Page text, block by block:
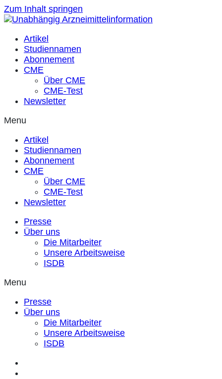
Zum Inhalt springen
Artikel
Studiennamen
Abonnement
CME
Über CME
CME-Test
Newsletter
Menu
Artikel
Studiennamen
Abonnement
CME
Über CME
CME-Test
Newsletter
Presse
Über uns
Die Mitarbeiter
Unsere Arbeitsweise
ISDB
Menu
Presse
Über uns
Die Mitarbeiter
Unsere Arbeitsweise
ISDB